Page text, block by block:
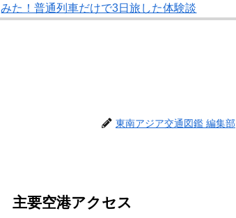
みた！普通列車だけで3日旅した体験談
東南アジア交通図鑑 編集部
主要空港アクセス